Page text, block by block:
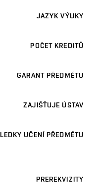
JAZYK VÝUKY
POČET KREDITŮ
GARANT PŘEDMĚTU
ZAJIŠŤUJE ÚSTAV
UČENÍ PŘEDMĚTU
PREREKVIZITY